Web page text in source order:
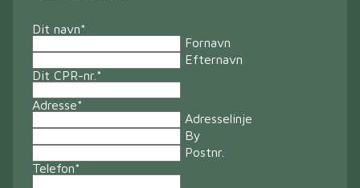
Dit navn*
Fornavn
Efternavn
Dit CPR-nr. *
Adresse*
Adresselinje
By
Postnr.
Telefon*